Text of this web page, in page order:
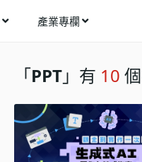
產業專欄
影像動畫
語言學習
商業行銷
「PPT」有 10